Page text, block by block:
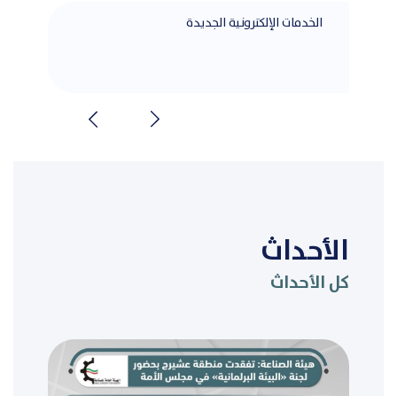
الخدمات الإلكترونية الجديدة
الأحداث
كل الأحداث